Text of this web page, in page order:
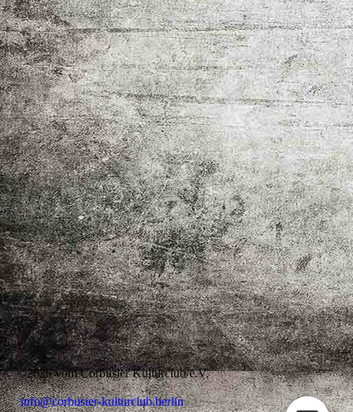
©2026 vom Corbusier Kulturclub e.V.
info@corbusier-kulturclub.berlin